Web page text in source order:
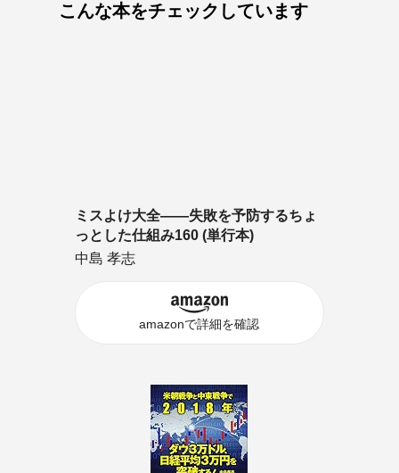
こんな本をチェックしています
ミスよけ大全――失敗を予防するちょ
っとした仕組み160 (単行本)
中島 孝志
amazonで詳細を確認